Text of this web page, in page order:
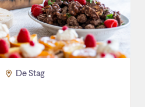
De Stag